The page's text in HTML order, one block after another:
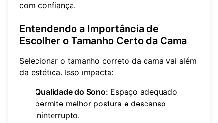
com confiança.
Entendendo a Importância de
Escolher o Tamanho Certo da Cama
Selecionar o tamanho correto da cama vai além
da estética. Isso impacta:
Qualidade do Sono: Espaço adequado
permite melhor postura e descanso
ininterrupto.